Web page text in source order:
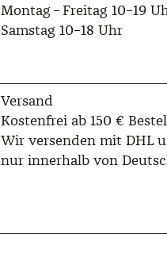
Montag – Freitag 10–19
Samstag 10–18 Uhr
Versand
Kostenfrei ab 150 €
Wir versenden mit DHL
nur innerhalb von